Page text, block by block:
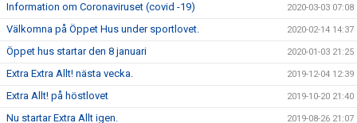
Information om Coronaviruset (covid -19) 2020-03-03 07:08
Välkomna på Öppet Hus under sportlovet. 2020-02-14 14:37
Öppet hus startar den 8 januari 2020-01-03 21:25
Extra Extra Allt! nästa vecka. 2019-12-04 12:39
Extra Allt! på höstlovet 2019-10-20 21:40
Nu startar Extra Allt igen. 2019-08-26 21:07